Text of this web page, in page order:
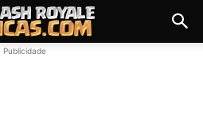
Publicidade